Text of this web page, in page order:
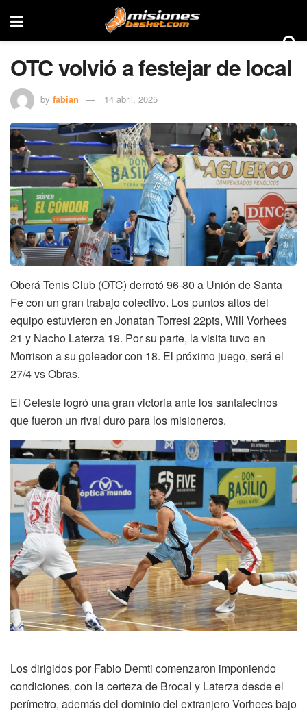
OTC volvió a festejar de local
by fabian 14 abril, 2025
Oberá Tenis Club (OTC) derrotó 96-80 a Unión de Santa
Fe con un gran trabajo colectivo. Los puntos altos del
equipo estuvieron en Jonatan Torresi 22pts, Will Vorhees
21 y Nacho Laterza 19. Por su parte, la visita tuvo en
Morrison a su goleador con 18. El próximo juego, será el
27/4 vs Obras.
El Celeste logró una gran victoria ante los santafecinos
que fueron un rival duro para los misioneros.
Los dirigidos por Fabio Demti comenzaron imponiendo
condiciones, con la certeza de Brocal y Laterza desde el
perímetro, además del dominio del extranjero Vorhees bajo